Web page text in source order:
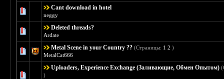
Cant download in hotel
neggy
Голосов: 0 - Средняя оценка: 0 из 5
1234 5
Deleted threads?
Ardate
Голосов: 0 - Средняя оценка: 0 из 5
123
Metal Scene in your Country ?? (Страницы: 1 2 )
MetalCat666
Голосов: 4 - Средняя оценка: 4 из 5
12345
Uploaders, Experience Exchange (Заливающие, Обмен Опытом)
)
Голосов: 0 - Средняя оценка: 0 из 5